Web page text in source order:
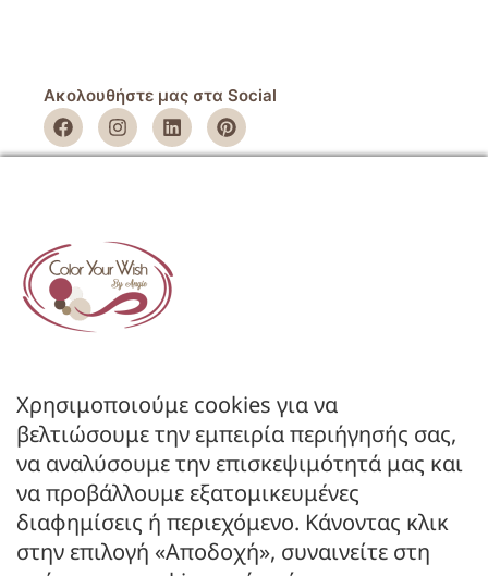
Ακολουθήστε μας στα Social
Πολιτική Απορρήτου
Πολιτική Επιστροφών
ΚΑΤΑΣΤΗΜΑ
Εγγραφή Χονδρικής
Μέθοδοι Πληρωμής
Μέθοδοι Αποστολής
ΕΠΙΚΟΙΝΩΝΙΑ
Χρησιμοποιούμε cookies για να
βελτιώσουμε την εμπειρία περιήγησής σας,
να αναλύσουμε την επισκεψιμότητά μας και
να προβάλλουμε εξατομικευμένες
διαφημίσεις ή περιεχόμενο. Κάνοντας κλικ
στην επιλογή «Αποδοχή», συναινείτε στη